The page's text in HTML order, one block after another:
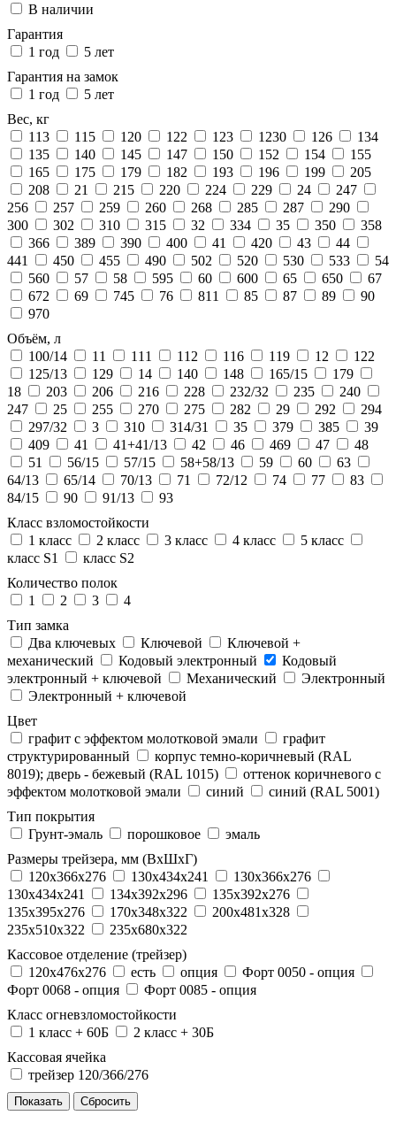
В наличии
Гарантия
1 год
5 лет
Гарантия на замок
1 год
5 лет
Вес, кг
113
115 120 122 123 1230 126
134
135
140 145 147 150 152 154
155
165
175 179 182 193 196 199
205
208
21 215 220 224 229 24
247
256
257 259 260 268 285 287
290
300
302 310 315 32 334 35 350
358
366
389 390 400 41 420 43
44
441
450 455 490 502 520 530 533
54
560
57 58 595 60 600 65 650
67
672
69 745 76 811 85 87 89
90
970
Объём, л
100/14
11 111 112 116 119 12
122
125/13
129 14 140 148 165/15
179
18
203 206 216 228 232/32 235
240
247
25 255 270 275 282 29 292
294
297/32
3 310 314/31 35 379 385
39
409
41 41+41/13 42 46 469 47
48
51
56/15 57/15 58+58/13 59 60
63
64/13
65/14 70/13 71 72/12 74 77
83
84/15
90 91/13
93
Класс взломостойкости
1 класс
2 класс 3 класс 4 класс
5 класс
класс S1
класс S2
Количество полок
1
2 3
4
Тип замка
Два ключевых
Ключевой
Ключевой +
механический
Кодовый электронный
Кодовый
электронный + ключевой
Механический
Электронный
Электронный + ключевой
Цвет
графит с эффектом молотковой эмали
графит
структурированный
корпус темно-коричневый (RAL
8019); дверь - бежевый (RAL 1015)
оттенок коричневого с
эффектом молотковой эмали
синий
синий (RAL 5001)
Тип покрытия
Грунт-эмаль
порошковое
эмаль
Размеры трейзера, мм (ВхШхГ)
120x366x276
130x434x241
130х366х276
130х434х241
134x392x296
135x392x276
135x395x276
170x348x322
200x481x328
235x510x322
235x680x322
Кассовое отделение (трейзер)
120х476х276
есть опция
Форт 0050 - опция
Форт 0068 - опция
Форт 0085 - опция
Класс огневзломостойкости
1 класс + 60Б
2 класс + 30Б
Кассовая ячейка
трейзер 120/366/276